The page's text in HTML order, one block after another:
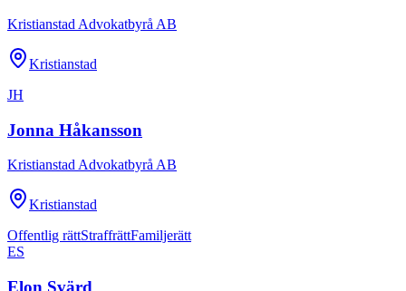
Kristianstad Advokatbyrå AB
Kristianstad
JH
Jonna Håkansson
Kristianstad Advokatbyrå AB
Kristianstad
Offentlig rättStraffrättFamiljerätt
ES
Elon Svärd